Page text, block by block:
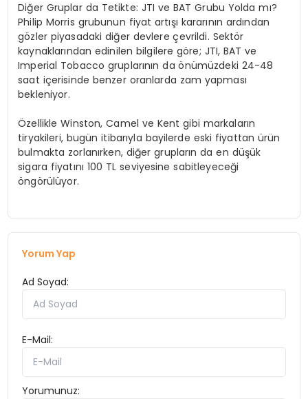
Diğer Gruplar da Tetikte: JTI ve BAT Grubu Yolda mı?​
Philip Morris grubunun fiyat artışı kararının ardından
gözler piyasadaki diğer devlere çevrildi. Sektör
kaynaklarından edinilen bilgilere göre; JTI, BAT ve
Imperial Tobacco gruplarının da önümüzdeki 24-48
saat içerisinde benzer oranlarda zam yapması
bekleniyor.​
Özellikle Winston, Camel ve Kent gibi markaların
tiryakileri, bugün itibarıyla bayilerde eski fiyattan ürün
bulmakta zorlanırken, diğer grupların da en düşük
sigara fiyatını 100 TL seviyesine sabitleyeceği
öngörülüyor.
Yorum Yap
Ad Soyad:
E-Mail:
Yorumunuz: